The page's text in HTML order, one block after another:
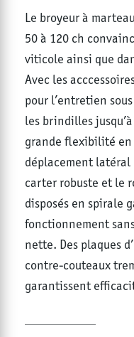
Le broyeur à
50 à 120 ch
viticole ainsi que
Avec les
pour l’entretien
les brindilles
grande flexibilité
déplacement latéral
carter robuste et le
disposés en spirale
fonctionnement
nette. Des plaques
contre-couteaux
garantissent